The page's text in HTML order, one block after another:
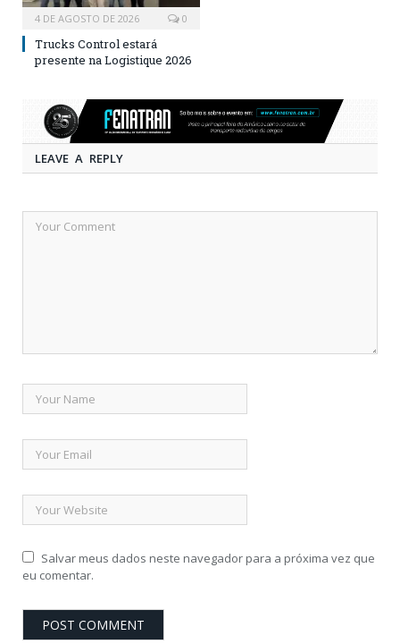
4 DE AGOSTO DE 2026 0
Trucks Control estará
presente na Logistique 2026
LEAVE A REPLY
Salvar meus dados neste navegador para a próxima vez que
eu comentar.